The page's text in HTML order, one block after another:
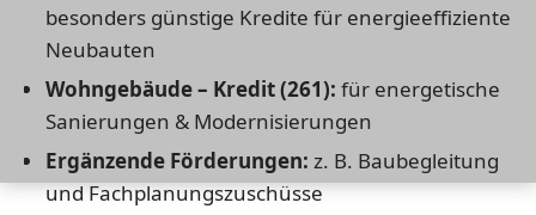
besonders günstige Kredite für energieeffiziente
Neubauten
Wohngebäude – Kredit (261): für energetische
Sanierungen & Modernisierungen
Ergänzende Förderungen: z. B. Baubegleitung
und Fachplanungszuschüsse